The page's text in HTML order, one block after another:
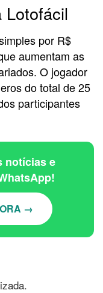
Lotofácil
por R$
aumentam as
O jogador
do total de 25
participantes
notícias e
→